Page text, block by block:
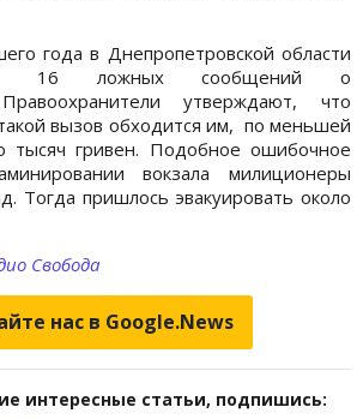
года в Днепропетровской области
16 ложных сообщений о
утверждают, что
вызов обходится им, по меньшей
тысяч гривен. Подобное ошибочное
вокзала милиционеры
Тогда пришлось эвакуировать около
Свобода
нас в Google.News
интересные статьи, подпишись: